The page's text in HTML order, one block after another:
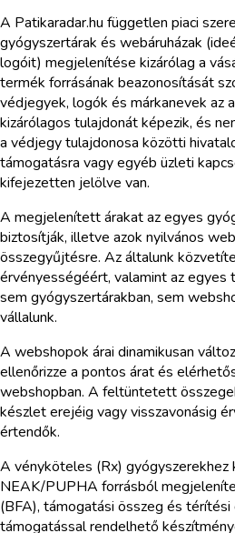
A Patikaradar.hu független piaci
gyógyszertárak és webáruházak
logóit) megjelenítése kizárólag a
termék forrásának beazonosítását
védjegyek, logók és márkanevek az
kizárólagos tulajdonát képezik, és
a védjegy tulajdonosa közötti
támogatásra vagy egyéb üzleti
kifejezetten jelölve van.
A megjelenített árakat az egyes
biztosítják, illetve azok nyilvános
összegyűjtésre. Az általunk
érvényességéért, valamint az
sem gyógyszertárakban, sem
vállalunk.
A webshopok árai dinamikusan
ellenőrizze a pontos árat és
webshopban. A feltüntetett
készlet erejéig vagy visszavonásig
értendők.
A vényköteles (Rx) gyógyszerekhez
NEAK/PUPHA forrásból
(BFA), támogatási összeg és
támogatással rendelhető